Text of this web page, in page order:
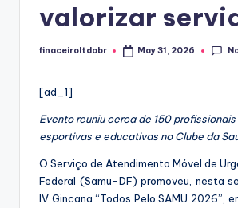
valorizar
Posted
finaceiroltdabr May 31, 2026
[ad_1]
Evento reuniu cerca de 150
esportivas e educativas no Clube da
O Serviço de Atendimento Móvel de
Federal (Samu-DF) promoveu, nesta
IV Gincana “Todos Pelo SAMU 2026”,